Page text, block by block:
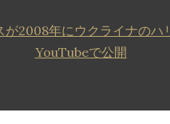
が2008年にウクライナのハ
YouTubeで公開